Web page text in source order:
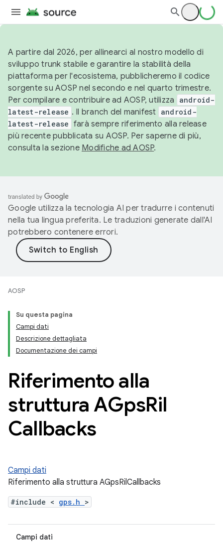
A partire dal 2026, per allinearci al nostro modello di
sviluppo trunk stabile e garantire la stabilità della
piattaforma per l'ecosistema, pubblicheremo il codice
sorgente su AOSP nel secondo e nel quarto trimestre.
Per compilare e contribuire ad AOSP, utilizza
android-
latest-release . Il branch del manifest android-
latest-release farà sempre riferimento alla release
più recente pubblicata su AOSP. Per saperne di più,
consulta la sezione Modifiche ad AOSP.
Google utilizza la tecnologia AI per tradurre i contenuti
nella tua lingua preferita. Le traduzioni generate dall'AI
potrebbero contenere errori.
AOSP
Su questa pagina
Campi dati
Descrizione dettagliata
Documentazione dei campi
Riferimento alla
struttura AGpsRil
Callbacks
Campi dati
Riferimento alla struttura AGpsRilCallbacks
#include < gps.h >
Campi dati